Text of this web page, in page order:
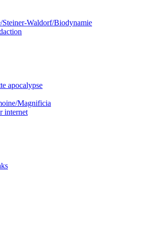
Steiner-Waldorf/Biodynamie
apocalypse
Magnificia
internet